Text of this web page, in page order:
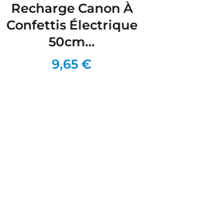
Recharge Canon À
Confettis Électrique
50cm...
9,65 €